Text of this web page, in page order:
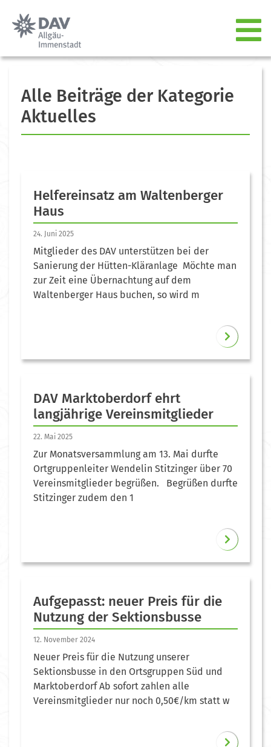
Alle Beiträge der Kategorie
Aktuelles
Helfereinsatz am Waltenberger
Haus
24. Juni 2025
Mitglieder des DAV unterstützen bei der
Sanierung der Hütten-Kläranlage Möchte man
zur Zeit eine Übernachtung auf dem
Waltenberger Haus buchen, so wird m
DAV Marktoberdorf ehrt
langjährige Vereinsmitglieder
22. Mai 2025
Zur Monatsversammlung am 13. Mai durfte
Ortgruppenleiter Wendelin Stitzinger über 70
Vereinsmitglieder begrüßen. Begrüßen durfte
Stitzinger zudem den 1
Aufgepasst: neuer Preis für die
Nutzung der Sektionsbusse
12. November 2024
Neuer Preis für die Nutzung unserer
Sektionsbusse in den Ortsgruppen Süd und
Marktoberdorf Ab sofort zahlen alle
Vereinsmitglieder nur noch 0,50€/km statt w